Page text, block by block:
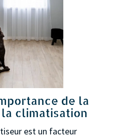
de la
climatisation
est un facteur